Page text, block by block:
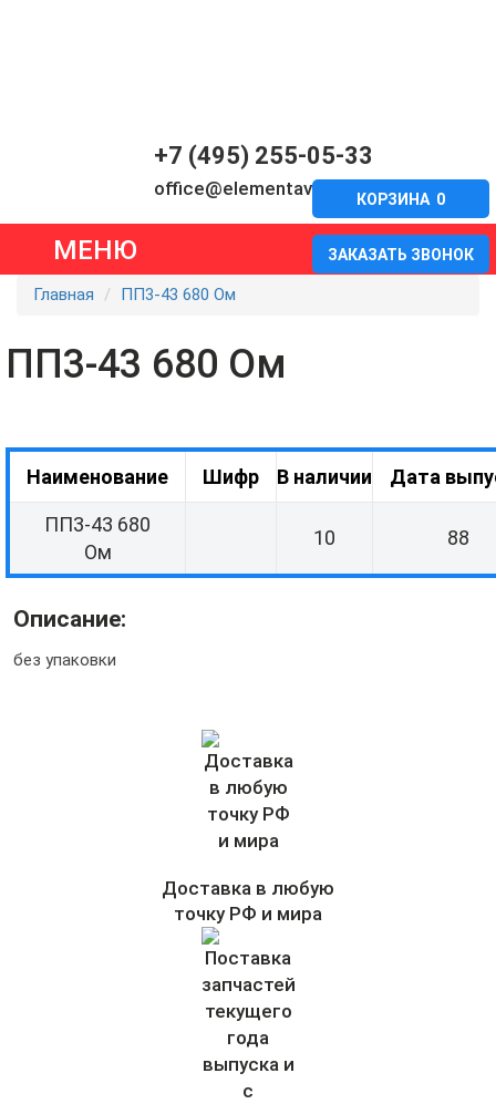
+7 (495) 255-05-33
office@elementavia.ru
ЗАКАЗАТЬ ЗВОНОК
КОРЗИНА 0
МЕНЮ
Главная ПП3-43 680 Ом
ПП3-43 680 Ом
Наименование Шифр В наличии Дата
ПП3-43 680
Ом
10 88
Описание:
без упаковки
Доставка в любую
точку РФ и мира